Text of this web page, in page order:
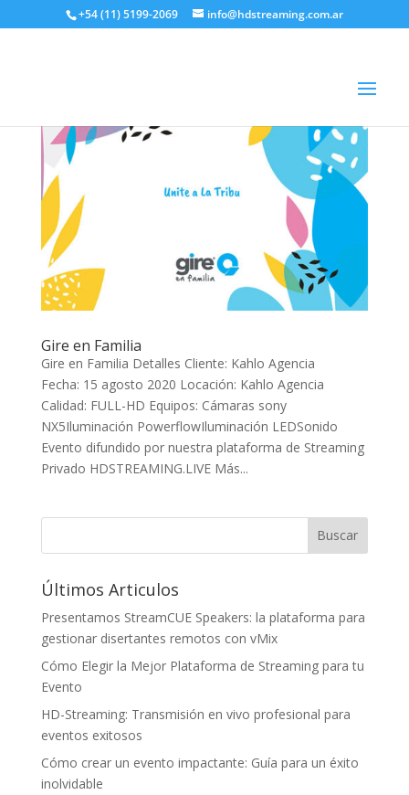
+54 (11) 5199-2069 info@hdstreaming.com.ar
Gire en Familia
Gire en Familia Detalles Cliente: Kahlo Agencia
Fecha: 15 agosto 2020 Locación: Kahlo Agencia
Calidad: FULL-HD Equipos: Cámaras sony
NX5Iluminación PowerflowIluminación LEDSonido
Evento difundido por nuestra plataforma de Streaming
Privado HDSTREAMING.LIVE Más...
Últimos Articulos
Presentamos StreamCUE Speakers: la plataforma para
gestionar disertantes remotos con vMix
Cómo Elegir la Mejor Plataforma de Streaming para tu
Evento
HD-Streaming: Transmisión en vivo profesional para
eventos exitosos
Cómo crear un evento impactante: Guía para un éxito
inolvidable